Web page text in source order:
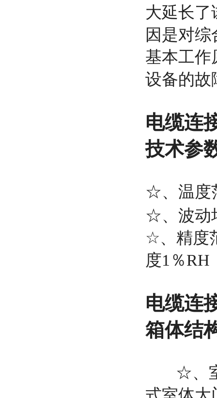
大延长了
因是对
基本工作
设备的
电缆连
技术参
☆、温度
☆、波动
☆、精度
度1％RH
电缆连
箱体结
☆、室